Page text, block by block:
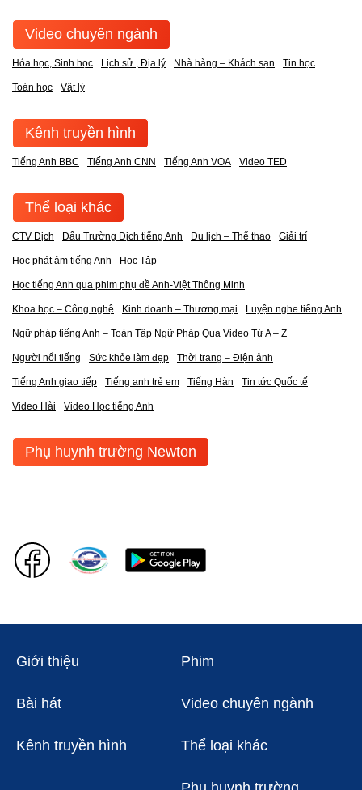
Video chuyên ngành
Hóa học, Sinh học Lịch sử , Địa lý Nhà hàng – Khách sạn Tin học
Toán học Vật lý
Kênh truyền hình
Tiếng Anh BBC Tiếng Anh CNN Tiếng Anh VOA Video TED
Thể loại khác
CTV Dịch Đấu Trường Dịch tiếng Anh Du lịch – Thể thao Giải trí
Học phát âm tiếng Anh Học Tập
Học tiếng Anh qua phim phụ đề Anh-Việt Thông Minh
Khoa học – Công nghệ Kinh doanh – Thương mại Luyện nghe tiếng Anh
Ngữ pháp tiếng Anh – Toàn Tập Ngữ Pháp Qua Video Từ A – Z
Người nổi tiếng Sức khỏe làm đẹp Thời trang – Điện ảnh
Tiếng Anh giao tiếp Tiếng anh trẻ em Tiếng Hàn Tin tức Quốc tế
Video Hài Video Học tiếng Anh
Phụ huynh trường Newton
Giới thiệu Phim
Bài hát Video chuyên ngành
Kênh truyền hình Thể loại khác